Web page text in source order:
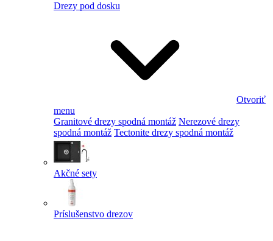
Drezy pod dosku
Otvoriť
menu
Granitové drezy spodná montáž Nerezové drezy
spodná montáž Tectonite drezy spodná montáž
Akčné sety
Príslušenstvo drezov